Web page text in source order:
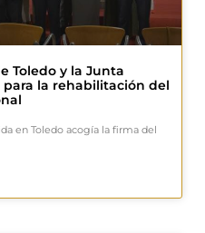
Toledo y la Junta
la rehabilitación del
en Toledo acogía la firma del